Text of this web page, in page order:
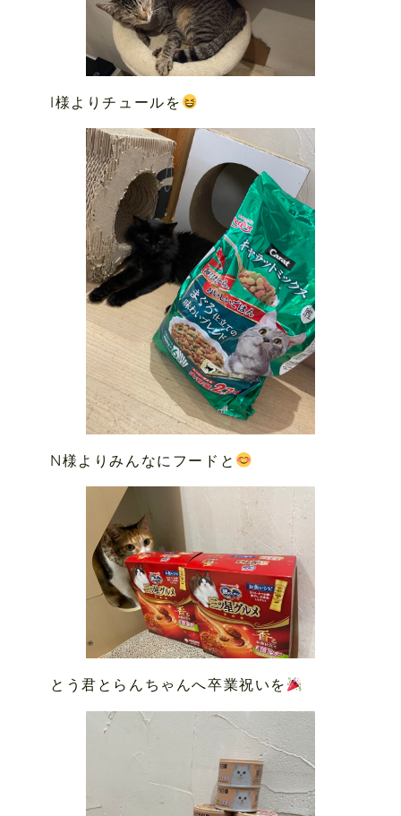
I様よりチュールを
N様よりみんなにフードと
とう君とらんちゃんへ卒業祝いを